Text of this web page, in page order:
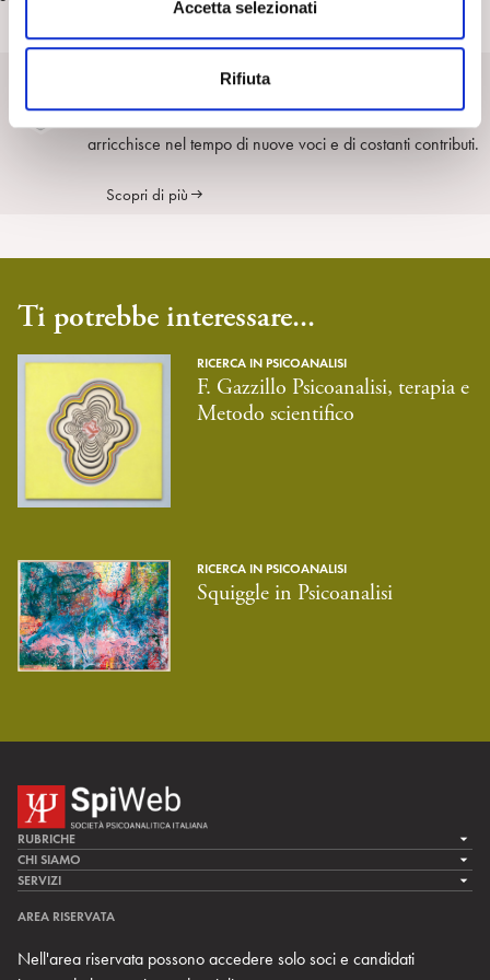
s
Accetta selezionati
Rifiuta
SpiPedia è l’enciclopedia aperta della psicoanalisi che si
arricchisce nel tempo di nuove voci e di costanti contributi.
Scopri di più
Ti potrebbe interessare...
RICERCA IN PSICOANALISI
F. Gazzillo Psicoanalisi, terapia e
Metodo scientifico
RICERCA IN PSICOANALISI
Squiggle in Psicoanalisi
RUBRICHE
LA CURA
LA RICERCA
MULTIMEDIA
CHI SIAMO
LA SPI
TEAM DI SPIWEB
CONTATTI
SERVIZI
ARCHIVIO STORICO
AREA RISERVATA
Nell'area riservata possono accedere solo soci e candidati